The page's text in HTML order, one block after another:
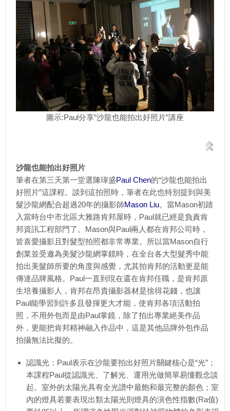
圖示:Paul分享“沙龍也能拍出好照片”講座
沙龍也能拍出好照片
筆者在第三天第一堂選陳瑋盛Paul Chen的“沙龍也能拍出
好照片”這課程。談到這拍照時，筆者在此也特別提到與美
髮沙龍網配合超過20年的攝影師Mason Liu。當Mason初踏
入當時台中市北區大雅路肯邦屋時，Paul就已經是負責肯
邦資訊工程部門了。Mason與Paul兩人都在肯邦公司時，
皆喜愛攝影且對髮型拍照都非常專業。所以當Mason自行
創業並受邀為美髮沙龍網掌鏡時，在全台各大型髮秀中能
拍出美髮師所要的角度與感覺，尤其拍肯邦的活動更是能
傳達品牌風格。Paul一直到現在還在肯邦任職，是肯邦原
生培養攝影人，肯邦在昂貴攝影器材是捨得花錢，也讓
Paul能學習到許多且發揮更大才能，使肯邦各項活動拍
照，不用外包而是由Paul掌鏡，除了拍出專業絕美作品
外，更能把肯邦精神融入作品中，這是其他品牌外包作品
拍攝無法比擬的。
認識光：Paul表示在沙龍要拍出好照片關鍵核心是“光”；
本課程Paul從認識光、了解光、運用光做簡單易懂觀念談
起。室外的太陽光具有全光譜中最飽和最完整的顏色；室
內的燈具若要表現出類太陽光則燈具的演色性指數(Ra值)